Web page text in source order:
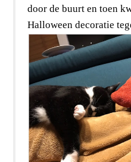
door de buurt en toen
Halloween decoratie